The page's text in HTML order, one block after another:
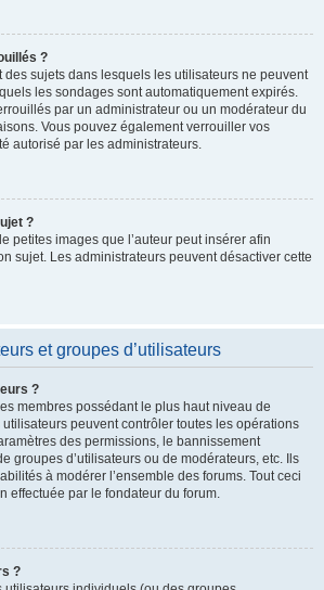
?
des sujets dans lesquels les utilisateurs ne peuvent
les sondages sont automatiquement expirés.
par un administrateur ou un modérateur du
Vous pouvez également verrouiller vos
autorisé par les administrateurs.
?
petites images que l’auteur peut insérer afin
sujet. Les administrateurs peuvent désactiver cette
et groupes d’utilisateurs
?
membres possédant le plus haut niveau de
peuvent contrôler toutes les opérations
des permissions, le bannissement
groupes d’utilisateurs ou de modérateurs, etc. Ils
à modérer l’ensemble des forums. Tout ceci
effectuée par le fondateur du forum.
?